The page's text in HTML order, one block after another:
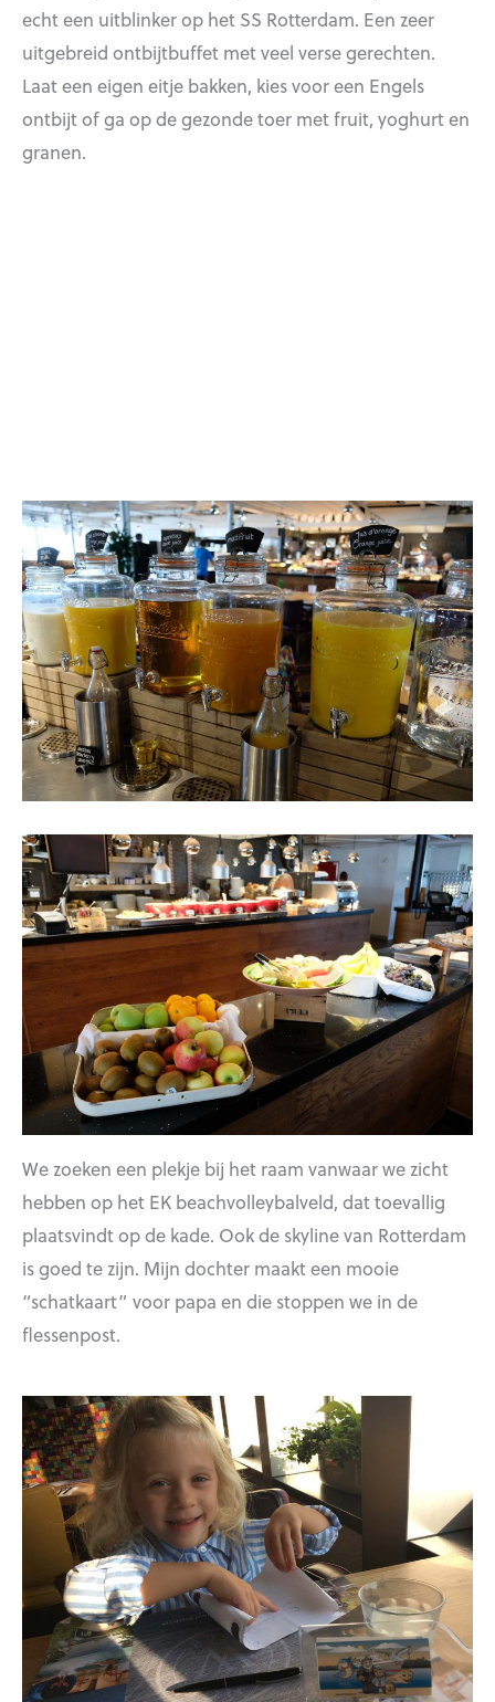
echt een uitblinker op het SS Rotterdam. Een zeer
uitgebreid ontbijtbuffet met veel verse gerechten.
Laat een eigen eitje bakken, kies voor een Engels
ontbijt of ga op de gezonde toer met fruit, yoghurt en
granen.
We zoeken een plekje bij het raam vanwaar we zicht
hebben op het EK beachvolleybalveld, dat toevallig
plaatsvindt op de kade. Ook de skyline van Rotterdam
is goed te zijn. Mijn dochter maakt een mooie
“schatkaart” voor papa en die stoppen we in de
flessenpost.